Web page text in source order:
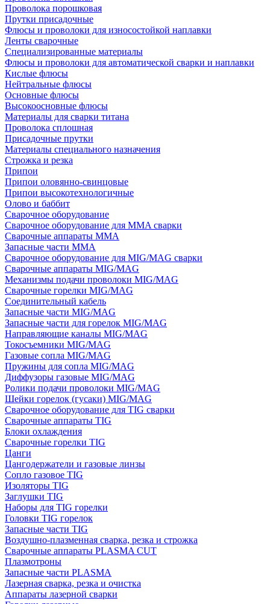
Проволока порошковая
Прутки присадочные
Флюсы и проволоки для износостойкой наплавки
Ленты сварочные
Специализированные материалы
Флюсы и проволоки для автоматической сварки и наплавки
Кислые флюсы
Нейтральные флюсы
Основные флюсы
Высокоосновные флюсы
Материалы для сварки титана
Проволока сплошная
Присадочные прутки
Материалы специального назначения
Строжка и резка
Припои
Припои оловянно-свинцовые
Припои высокотехнологичные
Олово и баббит
Сварочное оборудование
Сварочное оборудование для MMA сварки
Сварочные аппараты MMA
Запасные части MMA
Сварочное оборудование для MIG/MAG сварки
Сварочные аппараты MIG/MAG
Механизмы подачи проволоки MIG/MAG
Сварочные горелки MIG/MAG
Соединительный кабель
Запасные части MIG/MAG
Запасные части для горелок MIG/MAG
Направляющие каналы MIG/MAG
Токосъемники MIG/MAG
Газовые сопла MIG/MAG
Пружины для сопла MIG/MAG
Диффузоры газовые MIG/MAG
Ролики подачи проволоки MIG/MAG
Шейки горелок (гусаки) MIG/MAG
Сварочное оборудование для TIG сварки
Сварочные аппараты TIG
Блоки охлаждения
Сварочные горелки TIG
Цанги
Цангодержатели и газовые линзы
Сопло газовое TIG
Изоляторы TIG
Заглушки TIG
Наборы для TIG горелки
Головки TIG горелок
Запасные части TIG
Воздушно-плазменная сварка, резка и строжка
Сварочные аппараты PLASMA CUT
Плазмотроны
Запасные части PLASMA
Лазерная сварка, резка и очистка
Аппараты лазерной сварки